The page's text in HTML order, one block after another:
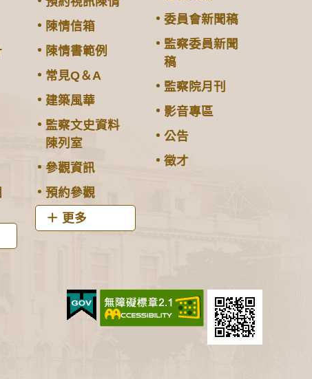
陳情信箱
陳情書範例
常見Q＆A
建築風華
監察文史資料
陳列室
參觀資訊
預約參觀
更多
委員會新聞稿
監察委員新聞
稿
監察院月刊
影音專區
公告
徵才